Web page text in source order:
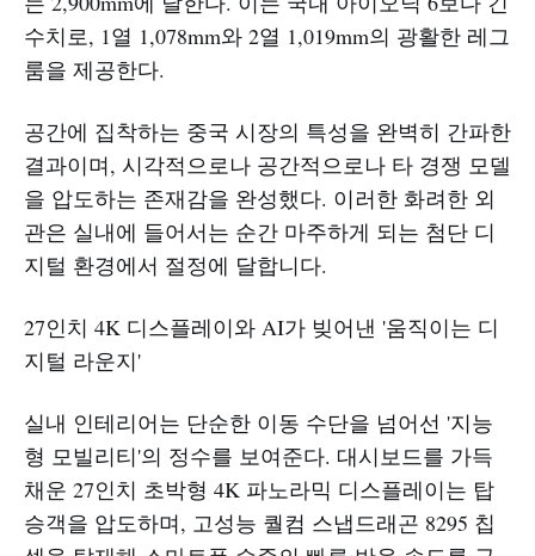
수치로, 1열 1,078mm와 2열 1,019mm의 광활한 레그
룸을 제공한다.
공간에 집착하는 중국 시장의 특성을 완벽히 간파한
결과이며, 시각적으로나 공간적으로나 타 경쟁 모델
을 압도하는 존재감을 완성했다. 이러한 화려한 외
관은 실내에 들어서는 순간 마주하게 되는 첨단 디
지털 환경에서 절정에 달합니다.
27인치 4K 디스플레이와 AI가 빚어낸 '움직이는 디
지털 라운지'
실내 인테리어는 단순한 이동 수단을 넘어선 '지능
형 모빌리티'의 정수를 보여준다. 대시보드를 가득
채운 27인치 초박형 4K 파노라믹 디스플레이는 탑
승객을 압도하며, 고성능 퀄컴 스냅드래곤 8295 칩